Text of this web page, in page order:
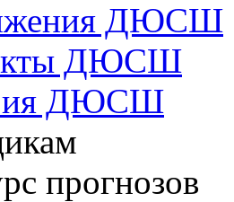
ДЮСШ
ДЮСШ
ДЮСШ
прогнозов